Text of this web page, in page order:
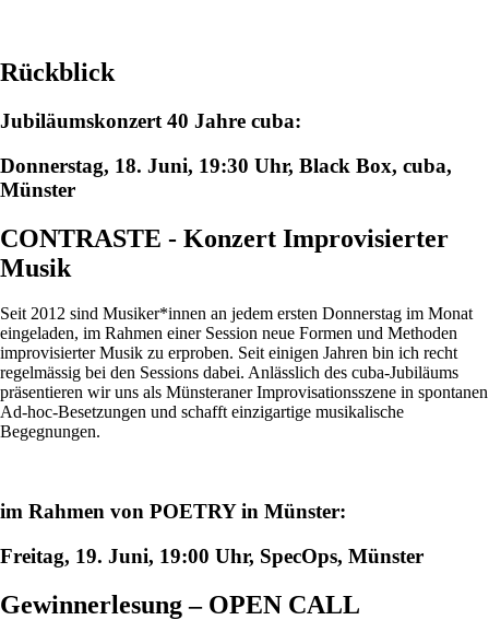
Rückblick
Jubiläumskonzert 40 Jahre cuba:
Donnerstag, 18. Juni, 19:30 Uhr, Black Box, cuba,
Münster
CONTRASTE - Konzert Improvisierter
Musik
Seit 2012 sind Musiker*innen an jedem ersten Donnerstag im Monat
eingeladen, im Rahmen einer Session neue Formen und Methoden
improvisierter Musik zu erproben. Seit einigen Jahren bin ich recht
regelmässig bei den Sessions dabei. Anlässlich des cuba-Jubiläums
präsentieren wir uns als Münsteraner Improvisationsszene in spontanen
Ad-hoc-Besetzungen und schafft einzigartige musikalische
Begegnungen.
im Rahmen von POETRY in Münster:
Freitag, 19. Juni, 19:00 Uhr, SpecOps, Münster
Gewinnerlesung – OPEN CALL